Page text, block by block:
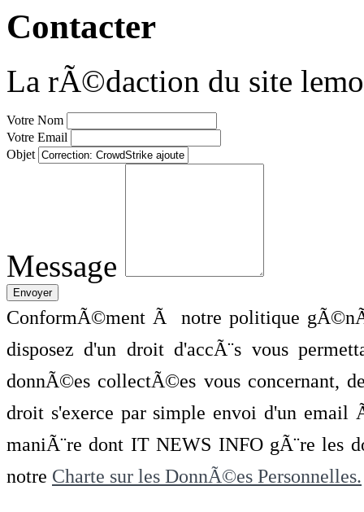
Contacter
La rÃ©daction du site
Votre Nom
Votre Email
Objet
Message
ConformÃ©ment Ã notre politique
disposez d'un droit d'accÃ¨s vous
donnÃ©es collectÃ©es vous concernant,
droit s'exerce par simple envoi d'un
maniÃ¨re dont IT NEWS INFO gÃ¨re les
notre Charte sur les DonnÃ©es Personnelles.